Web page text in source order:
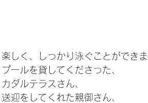
楽しく、しっかり泳ぐことができ
プールを貸してくださった、
カダルテラスさん、
送迎をしてくれた親御さん、